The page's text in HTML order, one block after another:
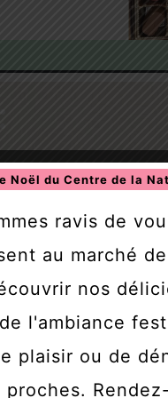
le
Noël du Centre de la
ravis de
au marché
nos
l'ambiance
plaisir ou de
proches.